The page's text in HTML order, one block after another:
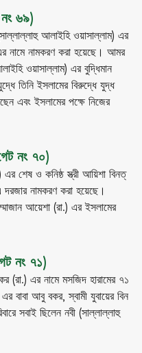
৬৯)
আলাইহি ওয়াসাল্লাম) এর
নামকরণ করা হয়েছে। আমর
ওয়াসাল্লাম) এর বুদ্ধিমান
তিনি ইসলামের বিরুদ্ধে যুদ্ধ
এবং ইসলামের পক্ষে নিজের
নং ৭০)
শেষ ও কনিষ্ঠ স্ত্রী আয়িশা বিনত্
নামকরণ করা হয়েছে।
আয়েশা (রা.) এর ইসলামের
নং ৭১)
এর নামে মসজিদ হারামের ৭১
বাবা আবু বকর, স্বামী যুবায়ের বিন
সবাই ছিলেন নবী (সাল্লাল্লাহু